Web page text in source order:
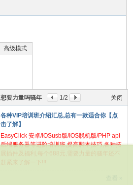
高级模式
本版积分规则
关闭
想要力量吗骚年 1/2
各种VIP培训班介绍汇总,总有一款适合你【点
击了解】
EasyClick 安卓/IOSusb版/IOS脱机版/PHP api
后端服务器等进阶培训班,提高脚本技巧,各种拓
展插件及福利,每个688元,需要力量的骚年还不
赶紧来了解一下!!!
老冷论坛 闽ICP备20013040号-2 网站地图